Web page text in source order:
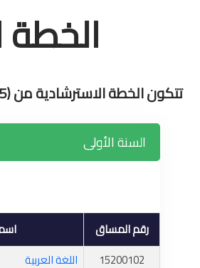
الخطة
تتكون الخطة الاسترشادية من (135) ساعة معتمدة موزعة على النحو الآتي:
السنة الأولى
رقم المساق
15200102
اللغة العربية